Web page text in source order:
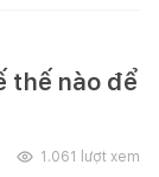
thế nào để
1.061 lượt xem